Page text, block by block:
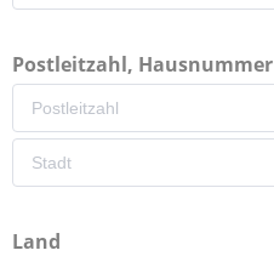
Postleitzahl, Hausnummer
Land